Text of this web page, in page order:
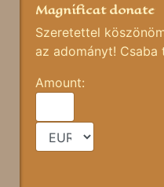
Magnificat donate
Szeretettel
az adományt! Csaba
Amount: